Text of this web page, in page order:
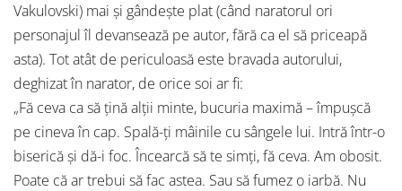
Vakulovski) mai şi gândeşte plat (când naratorul ori
personajul îl devansează pe autor, fără ca el să priceapă
asta). Tot atât de periculoasă este bravada autorului,
deghizat în narator, de orice soi ar fi:
„Fă ceva ca să ţină alţii minte, bucuria maximă – împuşcă
pe cineva în cap. Spală-ţi mâinile cu sângele lui. Intră într-o
biserică şi dă-i foc. Încearcă să te simţi, fă ceva. Am obosit.
Poate că ar trebui să fac astea. Sau să fumez o iarbă. Nu